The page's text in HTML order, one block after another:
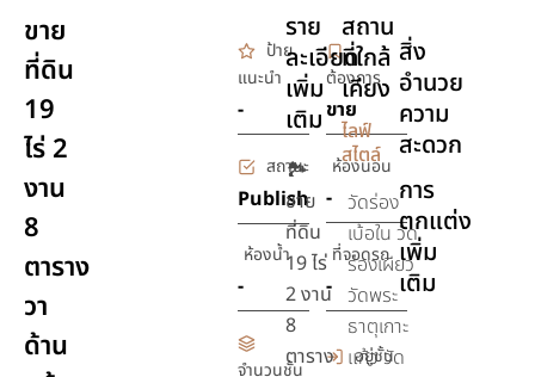
ขาย
ที่ดิน
19
ไร่ 2
งาน
8
ตาราง
วา
ด้าน
ป้าย
แนะนำ
-
ต้องการ
ขาย
สถานะ
Publish
ห้องนอน
-
ห้องน้ำ
-
ที่จอดรถ
-
จำนวนชั้น
อยู่ชั้น
ราย
ละเอียด
เพิ่ม
เติม
🏞
ขาย
ที่ดิน
19 ไร่
2 งาน
8
ตาราง
สถาน
ที่ใกล้
เคียง
ไลฟ์
สไตล์
วัดร่อง
เบ้อใน วัด
ร่องเผียว
วัดพระ
ธาตุเกาะ
แก้ว วัด
สิ่ง
อำนวย
ความ
สะดวก
การ
ตกแต่ง
เพิ่ม
เติม